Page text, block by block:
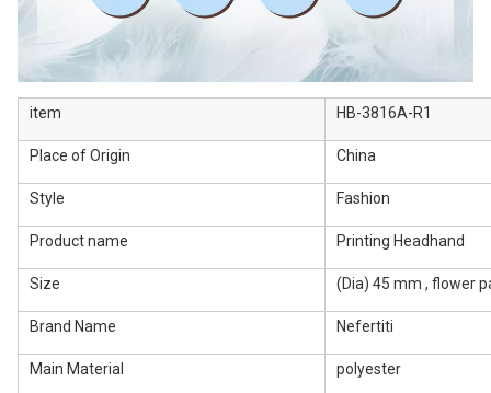
item HB-3816A-R1
Place of Origin China
Style Fashion
Product name Printing Headhand
Size (Dia) 45 mm , flower
Brand Name Nefertiti
Main Material polyester